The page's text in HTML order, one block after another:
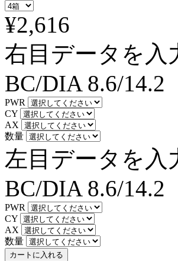
¥2,616
右目データを入
BC/DIA 8.6/14.2
PWR
CY
AX
数量
左目データを入
BC/DIA 8.6/14.2
PWR
CY
AX
数量
カートに入れる